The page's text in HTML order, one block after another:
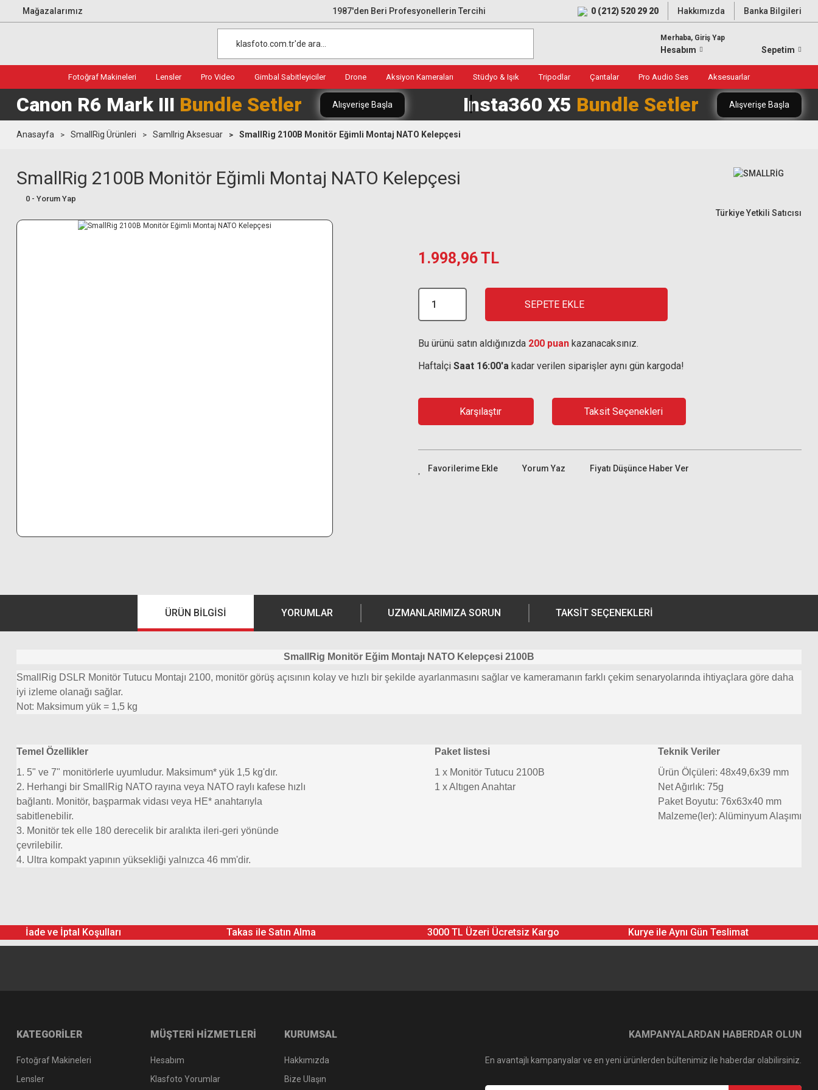
Mağazalarımız 1987'den Beri Profesyonellerin Tercihi 0 (212) 520 29 20 Hakkımızda Banka Bilgileri
Merhaba, Giriş Yap
Hesabım Sepetim
Fotoğraf Makineleri Lensler Pro Video Gimbal Sabitleyiciler Drone Aksiyon Kameraları Stüdyo & Işık Tripodlar Çantalar Pro Audio Ses Aksesuarlar
Canon R6 Mark III Bundle Setler Alışverişe Başla Insta360 X5 Bundle Setler Alışverişe Başla
Anasayfa SmallRig Ürünleri Samllrig Aksesuar SmallRig 2100B Monitör Eğimli Montaj NATO Kelepçesi
SmallRig 2100B Monitör Eğimli Montaj NATO Kelepçesi
0 - Yorum Yap
Türkiye Yetkili Satıcısı
1.998,96 TL
SEPETE EKLE
Bu ürünü satın aldığınızda 200 puan kazanacaksınız.
Haftaİçi Saat 16:00'a kadar verilen siparişler aynı gün kargoda!
Karşılaştır Taksit Seçenekleri
Yorum Yaz Fiyatı Düşünce Haber Ver
ÜRÜN BILGISI YORUMLAR UZMANLARIMIZA SORUN TAKSIT SEÇENEKLERI
SmallRig Monitör Eğim Montajı NATO Kelepçesi 2100B
SmallRig DSLR Monitör Tutucu Montajı 2100, monitör görüş açısının kolay ve hızlı bir şekilde ayarlanmasını sağlar ve kameramanın farklı çekim senaryolarında ihtiyaçlara göre daha
iyi izleme olanağı sağlar.
Not: Maksimum yük = 1,5 kg
Temel Özellikler
1. 5" ve 7" monitörlerle uyumludur. Maksimum* yük 1,5 kg'dır.
2. Herhangi bir SmallRig NATO rayına veya NATO raylı kafese hızlı
bağlantı. Monitör, başparmak vidası veya HE* anahtarıyla
sabitlenebilir.
3. Monitör tek elle 180 derecelik bir aralıkta ileri-geri yönünde
çevrilebilir.
4. Ultra kompakt yapının yüksekliği yalnızca 46 mm'dir.
Paket listesi
1 x Monitör Tutucu 2100B
1 x Altıgen Anahtar
Teknik Veriler
Ürün Ölçüleri: 48x49,6x39 mm
Net Ağırlık: 75g
Paket Boyutu: 76x63x40 mm
Malzeme(ler): Alüminyum Alaşımı
İade ve İptal Koşulları Takas ile Satın Alma 3000 TL Üzeri Ücretsiz Kargo Kurye ile Aynı Gün Teslimat
KATEGORİLER
Fotoğraf Makineleri
Lensler
MÜŞTERİ HİZMETLERİ
Hesabım
Klasfoto Yorumlar
KURUMSAL
Hakkımızda
Bize Ulaşın
KAMPANYALARDAN HABERDAR OLUN
En avantajlı kampanyalar ve en yeni ürünlerden bültenimiz ile haberdar olabilirsiniz.